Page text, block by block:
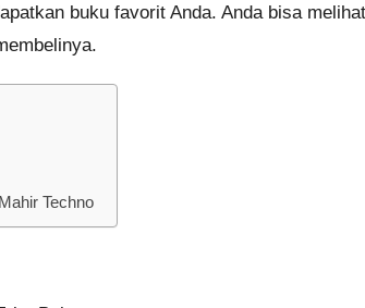
buku favorit Anda. Anda bisa melihat
Techno